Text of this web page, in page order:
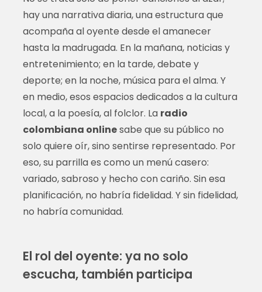
hay una narrativa diaria, una estructura que
acompaña al oyente desde el amanecer
hasta la madrugada. En la mañana, noticias y
entretenimiento; en la tarde, debate y
deporte; en la noche, música para el alma. Y
en medio, esos espacios dedicados a la cultura
local, a la poesía, al folclor. La radio
colombiana onlinesabe que su público no
solo quiere oír, sino sentirse representado. Por
eso, su parrilla es como un menú casero:
variado, sabroso y hecho con cariño. Sin esa
planificación, no habría fidelidad. Y sin fidelidad,
no habría comunidad.
El rol del oyente: ya no solo
escucha, también participa